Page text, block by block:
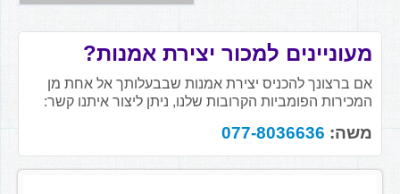
מעוניינים למכור יצירת אמנות?
אם ברצונך להכניס יצירת אמנות שבבעלותך אל אחת מן
המכירות הפומביות הקרובות שלנו, ניתן ליצור איתנו קשר:
משה: 077-8036636